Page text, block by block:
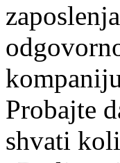
Probajte
shvati